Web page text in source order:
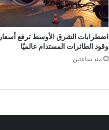
اضطرابات الشرق الأوسط ترفع أسعار
وقود الطائرات المستدام عالميًا
منذ ساعتين